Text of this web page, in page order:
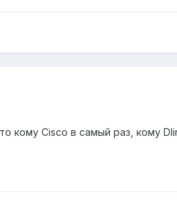
кому Cisco в самый раз, кому